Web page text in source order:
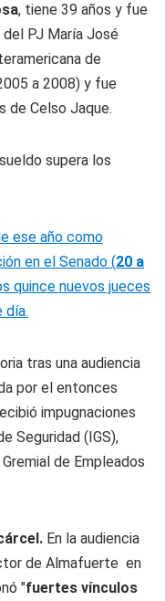
, tiene 39 años y fue
PJ María José
de
a 2008) y fue
de Celso Jaque.
supera los
ese año como
en el Senado (20 a
quince nuevos jueces
día.
tras una audiencia
por el entonces
impugnaciones
Seguridad (IGS),
de Empleados
En la audiencia
de Almafuerte en
"fuertes vínculos